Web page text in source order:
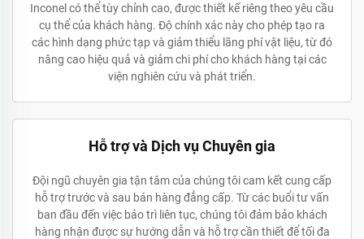
Inconel có thể tùy chỉnh cao, được thiết kế riêng theo yêu cầu
cụ thể của khách hàng. Độ chính xác này cho phép tạo ra
các hình dạng phức tạp và giảm thiểu lãng phí vật liệu, từ đó
nâng cao hiệu quả và giảm chi phí cho khách hàng tại các
viện nghiên cứu và phát triển.
Hỗ trợ và Dịch vụ Chuyên gia
Đội ngũ chuyên gia tận tâm của chúng tôi cam kết cung cấp
hỗ trợ trước và sau bán hàng đẳng cấp. Từ các buổi tư vấn
ban đầu đến việc bảo trì liên tục, chúng tôi đảm bảo khách
hàng nhận được sự hướng dẫn và hỗ trợ cần thiết để tối đa